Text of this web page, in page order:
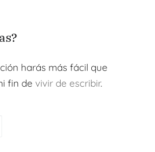
harás más fácil que
fin de vivir de escribir.